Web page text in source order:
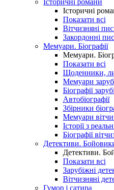
Історичні романи
Історичні
Показати всі
Вітчизняні
Закордонні
Мемуари. Біографії
Мемуари.
Показати всі
Щоденники,
Мемуари
Біографії
Автобіографії
Збірники
Мемуари
Історії з
Біографії
Детективи.
Детективи.
Показати всі
Зарубіжні
Вітчизняні
Гумор і сатира